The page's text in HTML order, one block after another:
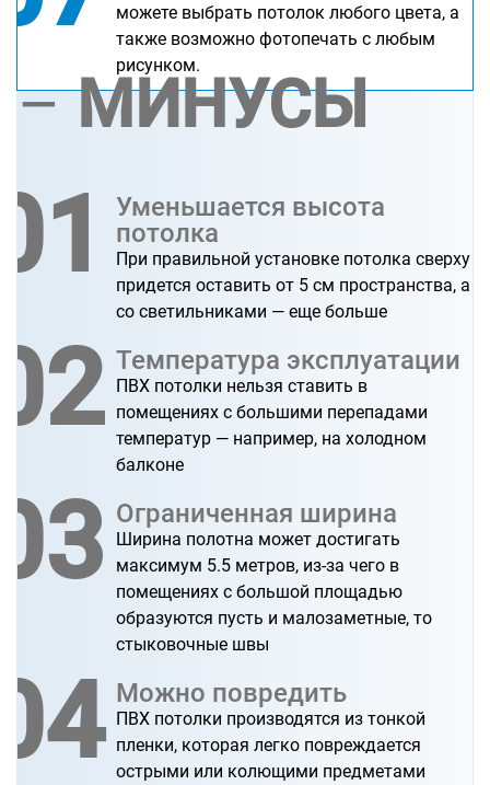
можете выбрать потолок любого цвета, а
также возможно фотопечать с любым
рисунком.
–МИНУСЫ
Уменьшается высота
потолка
При правильной установке потолка сверху
придется оставить от 5 см пространства, а
со светильниками — еще больше
Температура эксплуатации
ПВХ потолки нельзя ставить в
помещениях с большими перепадами
температур — например, на холодном
балконе
Ограниченная ширина
Ширина полотна может достигать
максимум 5.5 метров, из-за чего в
помещениях с большой площадью
образуются пусть и малозаметные, то
стыковочные швы
Можно повредить
ПВХ потолки производятся из тонкой
пленки, которая легко повреждается
острыми или колющими предметами